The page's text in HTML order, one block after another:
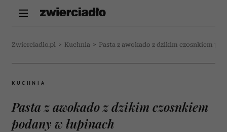
Zwierciadlo.pl > Kuchnia > Pasta z awokado z dzikim czosnkiem
KUCHNIA
Pasta z awokado z dzikim czosnkiem
podany w łupinach